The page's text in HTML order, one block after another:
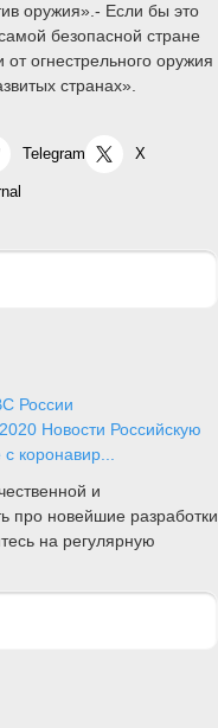
оружия».- Если бы это
безопасной стране
огнестрельного оружия
странах».
Telegram X
России
Новости Российскую
коронавир...
и
про новейшие разработки
на регулярную